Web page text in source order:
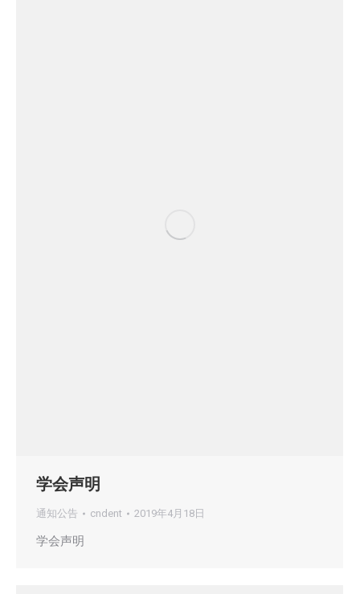
学会声明
通知公告 cndent 2019年4月18日
学会声明